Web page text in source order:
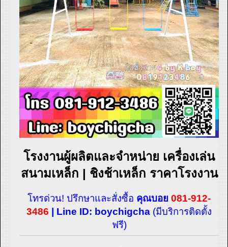
โรงงานผู้ผลิตและจำหน่าย เครื่องเล่น
สนามเหล็ก | ชิงช้าเหล็ก ราคาโรงงาน
โทรด่วน! ปรึกษาและสั่งซื้อ คุณบอย 081-912-
3486 | Line ID: boychigcha (มีบริการติดตั้ง
ฟรี)